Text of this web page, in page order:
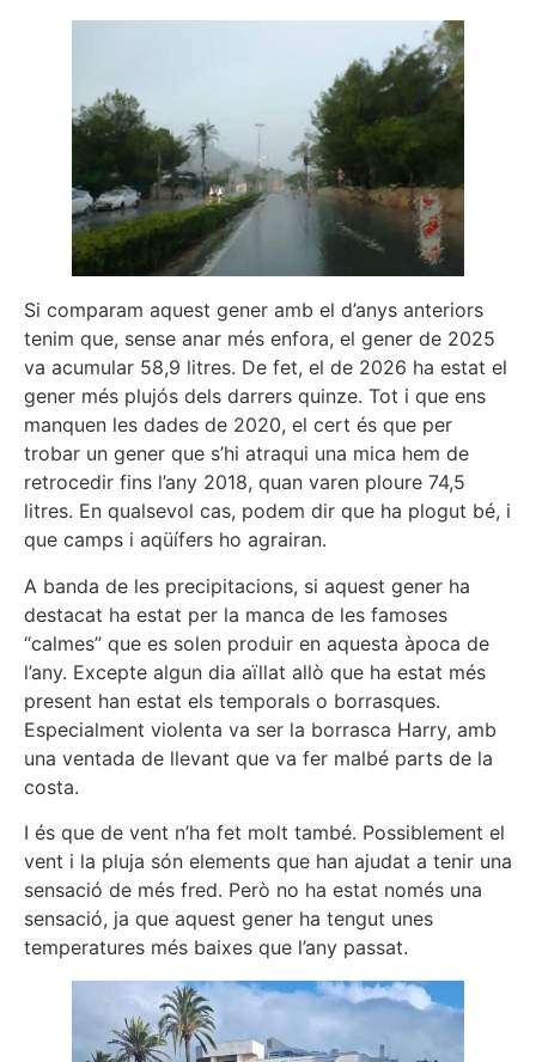
Si comparam aquest gener amb el d’anys anteriors
tenim que, sense anar més enfora, el gener de 2025
va acumular 58,9 litres. De fet, el de 2026 ha estat el
gener més plujós dels darrers quinze. Tot i que ens
manquen les dades de 2020, el cert és que per
trobar un gener que s’hi atraqui una mica hem de
retrocedir fins l’any 2018, quan varen ploure 74,5
litres. En qualsevol cas, podem dir que ha plogut bé, i
que camps i aqüífers ho agrairan.
A banda de les precipitacions, si aquest gener ha
destacat ha estat per la manca de les famoses
“calmes” que es solen produir en aquesta àpoca de
l’any. Excepte algun dia aïllat allò que ha estat més
present han estat els temporals o borrasques.
Especialment violenta va ser la borrasca Harry, amb
una ventada de llevant que va fer malbé parts de la
costa.
I és que de vent n’ha fet molt també. Possiblement el
vent i la pluja són elements que han ajudat a tenir una
sensació de més fred. Però no ha estat només una
sensació, ja que aquest gener ha tengut unes
temperatures més baixes que l’any passat.